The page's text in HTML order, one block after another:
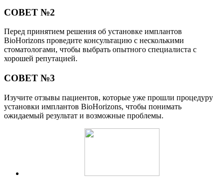
СОВЕТ №2
Перед принятием решения об установке имплантов
BioHorizons проведите консультацию с несколькими
стоматологами, чтобы выбрать опытного специалиста с
хорошей репутацией.
СОВЕТ №3
Изучите отзывы пациентов, которые уже прошли процедуру
установки имплантов BioHorizons, чтобы понимать
ожидаемый результат и возможные проблемы.